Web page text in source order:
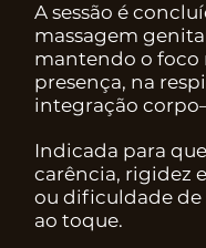
A sessão é
massagem
mantendo o foco
presença, na
integração
Indicada para
carência, rigidez
ou dificuldade de
ao toque.